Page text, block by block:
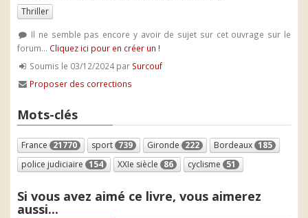
Thriller
Il ne semble pas encore y avoir de sujet sur cet ouvrage sur le
forum... Cliquez ici pour en créer un !
Soumis le 03/12/2024 par Surcouf
Proposer des corrections
Mots-clés
France 21770 sport 739 Gironde 222 Bordeaux 185
police judiciaire 154 XXIe siècle 86 cyclisme 51
Si vous avez aimé ce livre, vous aimerez
aussi...